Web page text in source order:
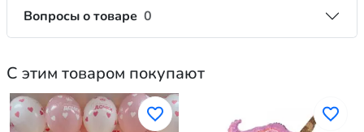
Вопросы о товаре 0
С этим товаром покупают